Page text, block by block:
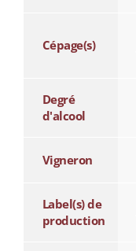
Cépage(s)
Degré
d'alcool
Vigneron
Label(s) de
production